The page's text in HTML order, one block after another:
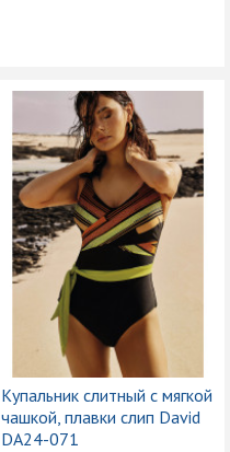
Купальник слитный с мягкой
чашкой, плавки слип David
DA24-071